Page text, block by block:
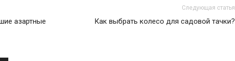
азартные
Следующая статья
Как выбрать колесо для садовой тачки?